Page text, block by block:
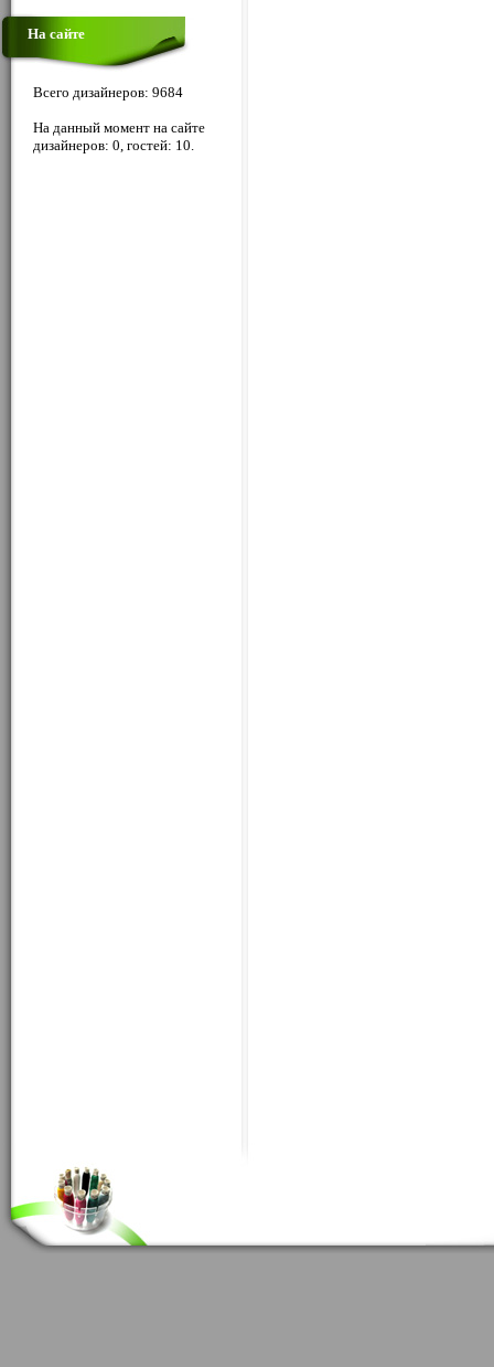
На сайте
Всего дизайнеров: 9684
На данный момент на сайте
дизайнеров: 0, гостей: 10.